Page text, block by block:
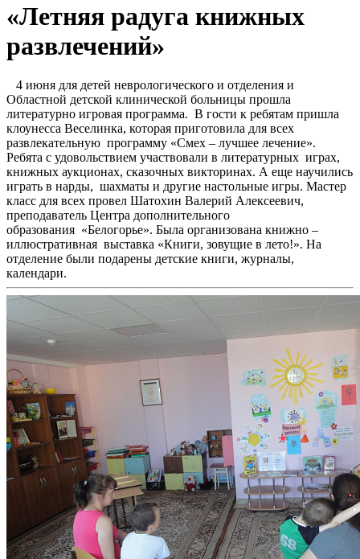
«Летняя радуга книжных
развлечений»
4 июня для детей неврологического и отделения и
Областной детской клинической больницы прошла
литературно игровая программа. В гости к ребятам пришла
клоунесса Веселинка, которая приготовила для всех
развлекательную программу «Смех – лучшее лечение».
Ребята с удовольствием участвовали в литературных играх,
книжных аукционах, сказочных викторинах. А еще научились
играть в нарды, шахматы и другие настольные игры. Мастер
класс для всех провел Шатохин Валерий Алексеевич,
преподаватель Центра дополнительного
образования «Белогорье». Была организована книжно –
иллюстративная выставка «Книги, зовущие в лето!». На
отделение были подарены детские книги, журналы,
календари.